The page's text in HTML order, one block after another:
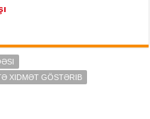
XIDMƏT GÖSTƏRIB